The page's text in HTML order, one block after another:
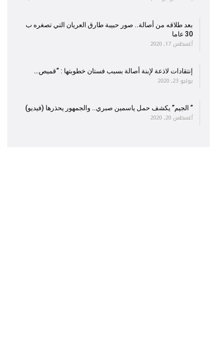
بعد طلاقه من أصالة.. صور حبيبة طارق العريان التي تصغره ب
30 عاما
أغسطس 17, 2020
إنتقادات لاذعة لإبنة أصالة بسبب فستان خطوبتها : “قميص…
يوليو 23, 2020
” الجيم” يكشف حمل ياسمين صبري.. والجمهور يحذرها (فيديو)
أغسطس 20, 2020